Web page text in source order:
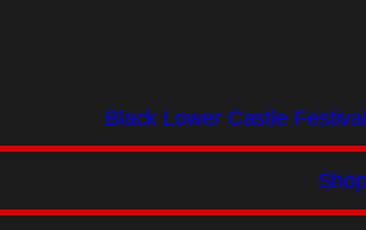
Black Lower Castle